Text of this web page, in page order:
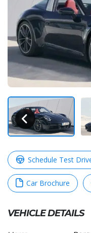
Schedule Test
Car Brochure
VEHICLE DETAILS